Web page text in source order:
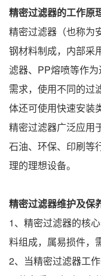
精密过滤器的工作原
精密过滤器（也称为
钢材料制成，内部采
滤器、PP熔喷等作
需求，使用不同的过
体还可使用快速安装
精密过滤器广泛应用
石油、环保、印刷等
理的理想设备。
精密过滤器维护及保
1、精密过滤器的核
料组成，属易损件，
2、当精密过滤器工